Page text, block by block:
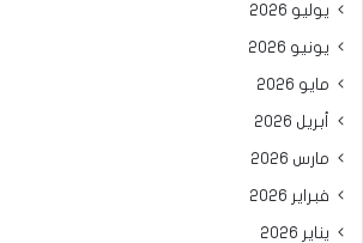
يوليو 2026
يونيو 2026
مايو 2026
أبريل 2026
مارس 2026
فبراير 2026
يناير 2026